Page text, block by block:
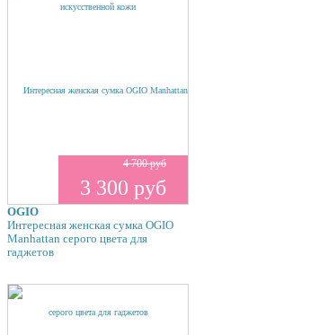
4 700 руб
3 300 руб
OGIO
Интересная женская сумка OGIO
Manhattan серого цвета для
гаджетов